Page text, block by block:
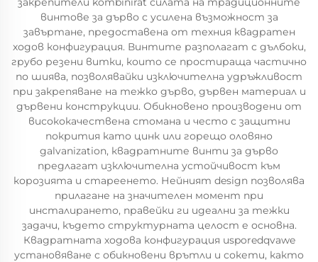
винтове за дърво с усилена възможност за
завъртане, предоставена от техния квадратен
ходов конфигурация. Винтите разполагат с дълбоки,
грубо резени витки, които се простираща частично
по шиява, позволявайки изключителна удръжливост
при закрепяване на тежко дърво, дървен материал и
дървени конструкции. Обикновено производени от
висококачествена стомана и често с защитни
покрития като цинк или горещо оловяно
galvanization, квадратните винти за дърво
предлагат изключителна устойчивост към
корозията и стареенето. Нейният design позволява
прилагане на значителен момент при
инсталирането, правейки ги идеални за тежки
задачи, където структурната целост е основна.
Квадратната ходова конфигурация usporedqvawe
установяване с обикновени врътли и сокети, както